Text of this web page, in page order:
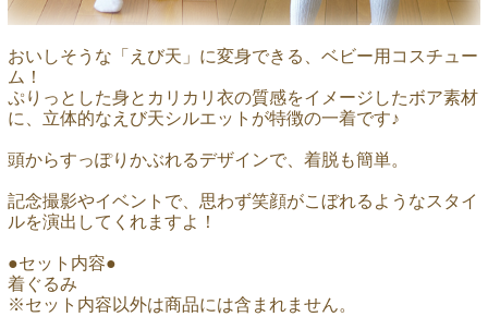
おいしそうな「えび天」に変身できる、ベビー用コスチュー
ム！
ぷりっとした身とカリカリ衣の質感をイメージしたボア素材
に、立体的なえび天シルエットが特徴の一着です♪
頭からすっぽりかぶれるデザインで、着脱も簡単。
記念撮影やイベントで、思わず笑顔がこぼれるようなスタイ
ルを演出してくれますよ！
●セット内容●
着ぐるみ
※セット内容以外は商品には含まれません。